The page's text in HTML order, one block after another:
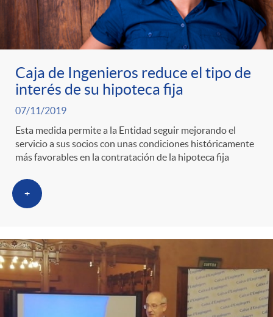
Caja de Ingenieros reduce el tipo de
interés de su hipoteca fija
07/11/2019
Esta medida permite a la Entidad seguir mejorando el
servicio a sus socios con unas condiciones históricamente
más favorables en la contratación de la hipoteca fija
+